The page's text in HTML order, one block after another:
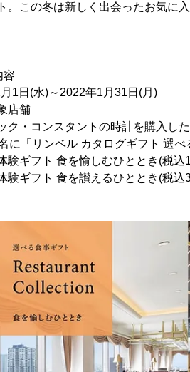
。この冬は新しく出会ったお気に
容
1日(水)～2022年1月31日(月)
店舗
ク・コンスタントの時計を購入した
リンベル カタログギフト 選べる
フト 食を愉しむひととき(税込
フト 食を讃えるひととき(税込